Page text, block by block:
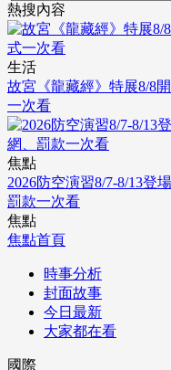
熱搜內容
生活
故宮《龍藏經》特展8/8
一次看
焦點
2026防空演習8/7-8/13登
罰款一次看
焦點
焦點首頁
時事分析
封面故事
今日最新
大家都在看
國際